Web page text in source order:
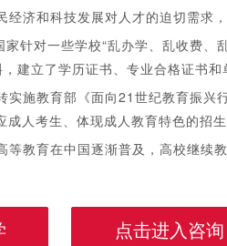
和科技发展对人才的迫切需求，
对一些学校“乱办学、乱收费、
建立了学历证书、专业合格证书和
教育部《面向21世纪教育振兴
成人考生、体现成人教育特色的招
育在中国逐渐普及，高校继续
点击进入咨询